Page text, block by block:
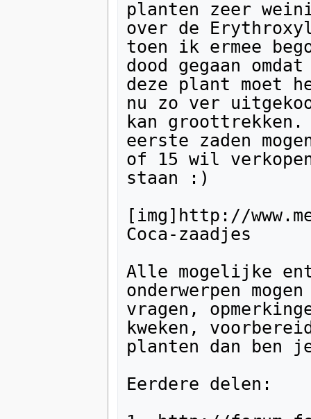
planten zeer
over de
toen ik ermee
dood gegaan
deze plant moet
nu zo ver
kan
eerste zaden
of 15 wil
staan :)
[img]http://
Coca-zaadjes
Alle mogelijke
onderwerpen
vragen,
kweken,
planten dan ben
Eerdere delen: